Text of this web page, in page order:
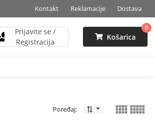
Kontakt Reklamacije Dostava
Prijavite se /
Registracija
Košarica
0
Poređaj: